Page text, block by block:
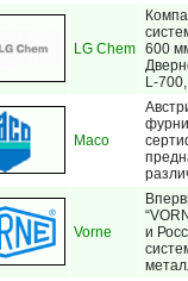
LG Chem 600
L-
Maco
Vorne
и